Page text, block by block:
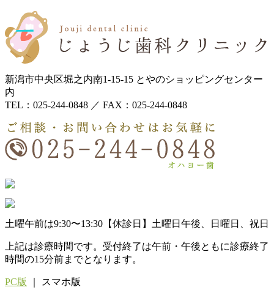
新潟市中央区堀之内南1-15-15 とやのショッピングセンター
内
TEL：025-244-0848 ／ FAX：025-244-0848
土曜午前は9:30〜13:30 【休診日】 土曜日午後、日曜日、祝日
上記は診療時間です。受付終了は午前・午後ともに診療終了
時間の15分前までとなります。
PC版 ｜ スマホ版